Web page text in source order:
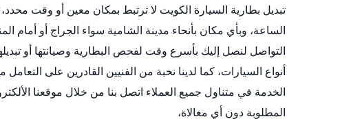
تبديل بطارية السيارة الكويت لا ترتبط بمكان معين أو وقت
الساعة، وبأي مكان بأنحاء مدينة الشامية سواء الجراج أو
التواصل لنصل إليك بأسرع وقت لفحص البطارية وصيانتها أو
أنواع السيارات، كما لدينا نخبة من الفنيين القادرين على
الخدمة في متناول جميع العملاء اتصل بنا من خلال موقعنا
المطلوبة دون أي مغالاة،